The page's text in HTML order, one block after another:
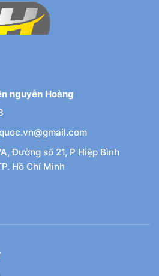
nguyễn Hoàng
Đường số 21, P Hiệp Bình
Hồ Chí Minh